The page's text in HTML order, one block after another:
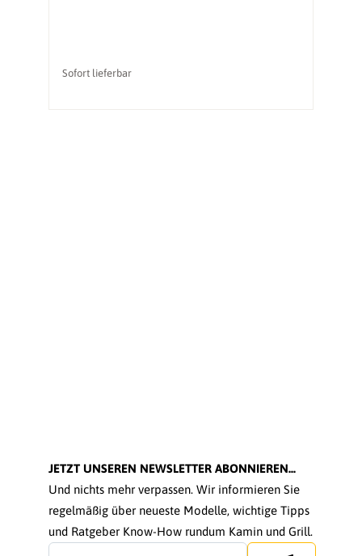
Sofort lieferbar
JETZT UNSEREN NEWSLETTER ABONNIEREN...
Und nichts mehr verpassen. Wir informieren Sie
regelmäßig über neueste Modelle, wichtige Tipps
und Ratgeber Know-How rundum Kamin und Grill.